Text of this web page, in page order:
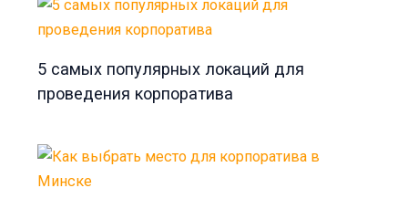
5 самых популярных локаций для
проведения корпоратива